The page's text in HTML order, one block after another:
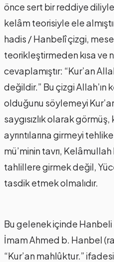
önce sert bir reddiye
kelâm teorisiyle ele
hadis / Hanbelî çizgi,
teorikleştirmeden kısa ve
cevaplamıştır: “Kur’an
değildir.” Bu çizgi Allah’ın
olduğunu söylemeyi
saygısızlık olarak
ayrıntılarına girmeyi
mü’minin tavrı,
tahlillere girmek değil,
tasdik etmek olmalıdır.
Bu gelenek içinde
İmam Ahmed b. Hanbel
“Kur’an mahlûktur.”